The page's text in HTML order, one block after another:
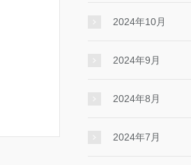
2024年10月
2024年9月
2024年8月
2024年7月